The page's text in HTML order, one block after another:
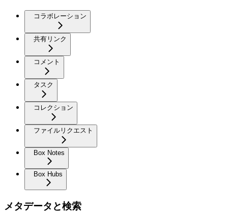
コラボレーション
共有リンク
コメント
タスク
コレクション
ファイルリクエスト
Box Notes
Box Hubs
メタデータと検索